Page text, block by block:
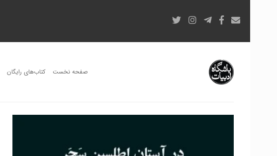
صفحه نخست کتاب‌های رایگان